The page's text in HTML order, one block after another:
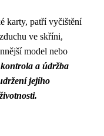
karty, patří vyčištění
ve skříni,
model nebo
a údržba
jejího